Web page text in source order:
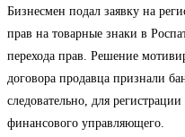
Бизнесмен подал заявку на
прав на товарные знаки в
перехода прав. Решение
договора продавца признали
следовательно, для
финансового управляющего.